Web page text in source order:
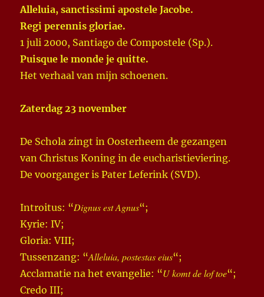
Alleluia, sanctissimi apostele Jacobe.
Regi perennis gloriae.
1 juli 2000, Santiago de Compostele (Sp.).
Puisque le monde je quitte.
Het verhaal van mijn schoenen.
Zaterdag 23 november
De Schola zingt in Oosterheem de gezangen
van Christus Koning in de eucharistieviering.
De voorganger is Pater Leferink (SVD).
Introitus: “Dignus est Agnus“;
Kyrie: IV;
Gloria: VIII;
Tussenzang: “Alleluia, postestas eius“;
Acclamatie na het evangelie: “U komt de lof toe“;
Credo III;